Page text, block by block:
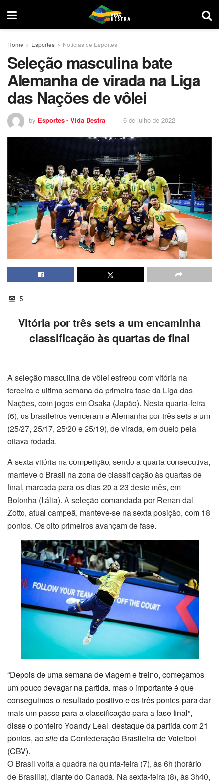
Home Esportes Notícias de Esportes
Seleção masculina bate
Alemanha de virada na Liga
das Nações de vôlei
by Esportes - Vida Destra 6 de julho de 2022
5
Vitória por três sets a um encaminha
classificação às quartas de final
A seleção masculina de vôlei estreou com vitória na
terceira e última semana da primeira fase da Liga das
Nações, com jogos em Osaka (Japão). Nesta quarta-feira
(6), os brasileiros venceram a Alemanha por três sets a um
(25/27, 25/17, 25/20 e 25/19), de virada, em duelo pela
oitava rodada.
A sexta vitória na competição, sendo a quarta consecutiva,
manteve o Brasil na zona de classificação às quartas de
final, marcada para os dias 20 a 23 deste mês, em
Bolonha (Itália). A seleção comandada por Renan dal
Zotto, atual campeã, manteve-se na sexta posição, com 18
pontos. Os oito primeiros avançam de fase.
“Depois de uma semana de viagem e treino, começamos
um pouco devagar na partida, mas o importante é que
conseguimos o resultado positivo e os três pontos para dar
mais um passo para a classificação para a fase final”,
disse o ponteiro Yoandy Leal, destaque da partida com 21
pontos, aositeda Confederação Brasileira de Voleibol
(CBV).
O Brasil volta a quadra na quinta-feira (7), às 6h (horário
de Brasília), diante do Canadá. Na sexta-feira (8), às 3h40,